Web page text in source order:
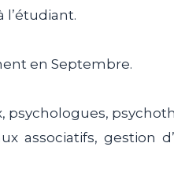
en Septembre.
psychologues,
associatifs, gestion